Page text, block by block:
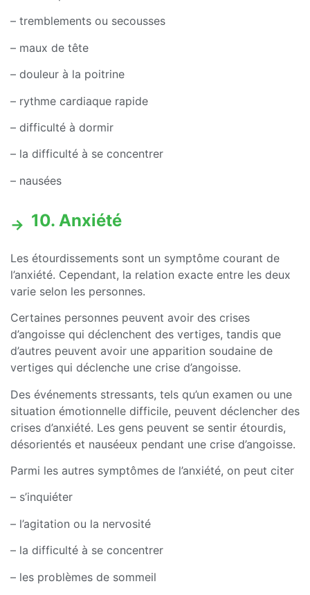
– tremblements ou secousses
– maux de tête
– douleur à la poitrine
– rythme cardiaque rapide
– difficulté à dormir
– la difficulté à se concentrer
– nausées
10. Anxiété
Les étourdissements sont un symptôme courant de
l’anxiété. Cependant, la relation exacte entre les deux
varie selon les personnes.
Certaines personnes peuvent avoir des crises
d’angoisse qui déclenchent des vertiges, tandis que
d’autres peuvent avoir une apparition soudaine de
vertiges qui déclenche une crise d’angoisse.
Des événements stressants, tels qu’un examen ou une
situation émotionnelle difficile, peuvent déclencher des
crises d’anxiété. Les gens peuvent se sentir étourdis,
désorientés et nauséeux pendant une crise d’angoisse.
Parmi les autres symptômes de l’anxiété, on peut citer
– s’inquiéter
– l’agitation ou la nervosité
– la difficulté à se concentrer
– les problèmes de sommeil